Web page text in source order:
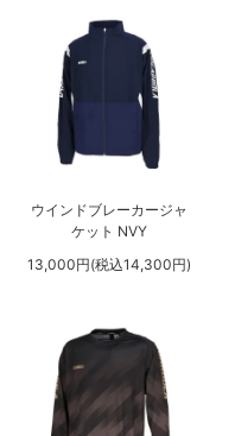
ウインドブレーカージャ
ケット NVY
13,000円(税込14,300円)